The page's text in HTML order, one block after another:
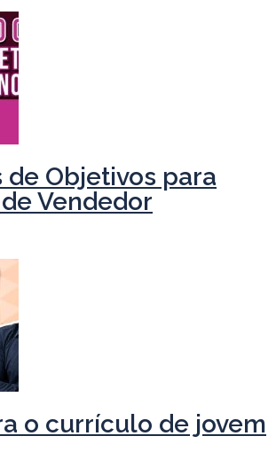
de Objetivos para
Vendedor
o currículo de jovem